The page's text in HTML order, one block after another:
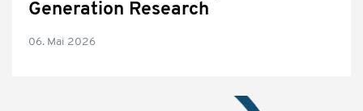
Generation Research
06. Mai 2026